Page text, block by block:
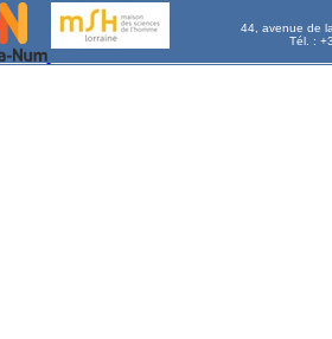
44, avenue de
Tél. :